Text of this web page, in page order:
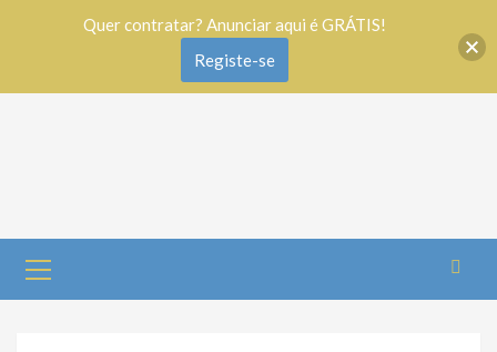
Quer contratar? Anunciar aqui é GRÁTIS!
Registe-se